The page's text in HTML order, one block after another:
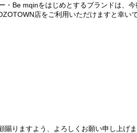
Be mqinをはじめとするブランドは、
店をご利用いただけますと幸いで
りますよう、よろしくお願い申し上げま